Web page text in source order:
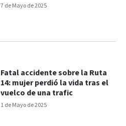
7 de Mayo de 2025
1 de Mayo de 2025
Fatal accidente sobre la Ruta
14: mujer perdió la vida tras el
vuelco de una trafic